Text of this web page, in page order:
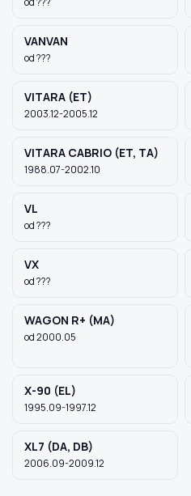
VANVAN
od ???
VITARA (ET)
2003.12-2005.12
VITARA CABRIO (ET, TA)
1988.07-2002.10
VL
od ???
VX
od ???
WAGON R+ (MA)
od 2000.05
X-90 (EL)
1995.09-1997.12
XL7 (DA, DB)
2006.09-2009.12